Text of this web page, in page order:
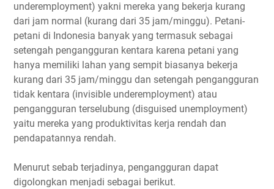
underemployment) yakni mereka yang bekerja kurang
dari jam normal (kurang dari 35 jam/minggu). Petani-
petani di Indonesia banyak yang termasuk sebagai
setengah pengangguran kentara karena petani yang
hanya memiliki lahan yang sempit biasanya bekerja
kurang dari 35 jam/minggu dan setengah pengangguran
tidak kentara (invisible underemployment) atau
pengangguran terselubung (disguised unemployment)
yaitu mereka yang produktivitas kerja rendah dan
pendapatannya rendah.
Menurut sebab terjadinya, pengangguran dapat
digolongkan menjadi sebagai berikut.